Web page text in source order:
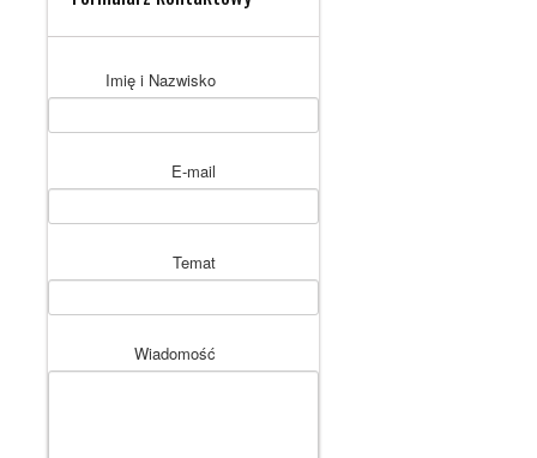
Imię i Nazwisko
E-mail
Temat
Wiadomość